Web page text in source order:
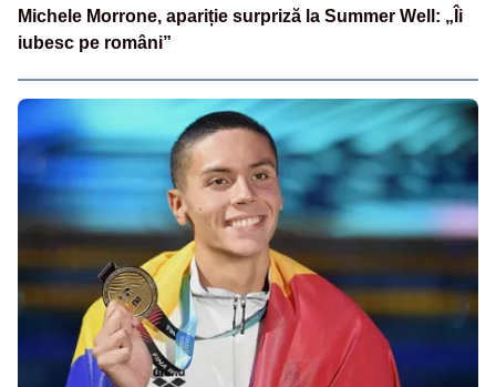
Michele Morrone, apariție surpriză la Summer Well: „Îi
iubesc pe români”